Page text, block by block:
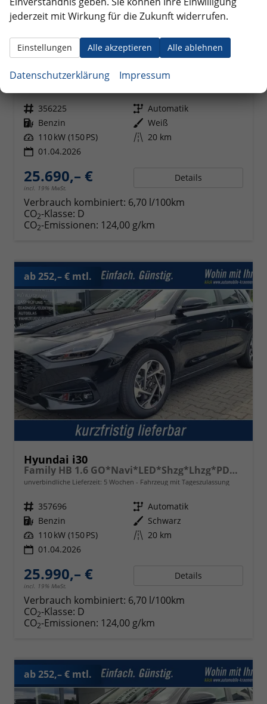
Hyundai i30
5 Wochen
Fahrzeugnr. 356225 Getriebe Automatik
Kraftstoff Benzin Außenfarbe Weiß
Leistung 110 kW (150 PS) Kilometerstand 20 km
01.04.2026
25.690,– €
incl. 19% MwSt.
Details
Verbrauch kombiniert: 6,70 l/100km
CO2-Klasse: D
CO2-Emissionen: 124,00 g/km
ab 252,– € mtl.
Hyundai i30
Family HB 1.6 GO*Navi*LED*Shzg*Lhzg*PDC*Cam*16Zoll*
unverbindliche Lieferzeit: 5 Wochen Fahrzeug mit Tageszulassung
Fahrzeugnr. 357696 Getriebe Automatik
Kraftstoff Benzin Außenfarbe Schwarz
Leistung 110 kW (150 PS) Kilometerstand 20 km
01.04.2026
25.990,– €
incl. 19% MwSt.
Details
Verbrauch kombiniert: 6,70 l/100km
CO2-Klasse: D
CO2-Emissionen: 124,00 g/km
ab 252,– € mtl.
jederzeit mit Wirkung für die Zukunft widerrufen.
Alle akzeptieren Alle ablehnen
Einstellungen
Datenschutzerklärung Impressum